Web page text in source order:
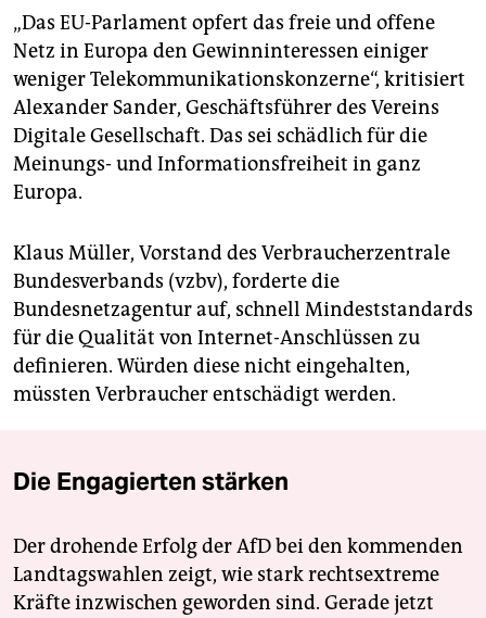
„Das EU-Parlament opfert das freie und offene
Netz in Europa den Gewinninteressen einiger
weniger Telekommunikationskonzerne“, kritisiert
Alexander Sander, Geschäftsführer des Vereins
Digitale Gesellschaft. Das sei schädlich für die
Meinungs- und Informationsfreiheit in ganz
Europa.
Klaus Müller, Vorstand des Verbraucherzentrale
Bundesverbands (vzbv), forderte die
Bundesnetzagentur auf, schnell Mindeststandards
für die Qualität von Internet-Anschlüssen zu
definieren. Würden diese nicht eingehalten,
müssten Verbraucher entschädigt werden.
Die Engagierten stärken
Der drohende Erfolg der AfD bei den kommenden
Landtagswahlen zeigt, wie stark rechtsextreme
Kräfte inzwischen geworden sind. Gerade jetzt